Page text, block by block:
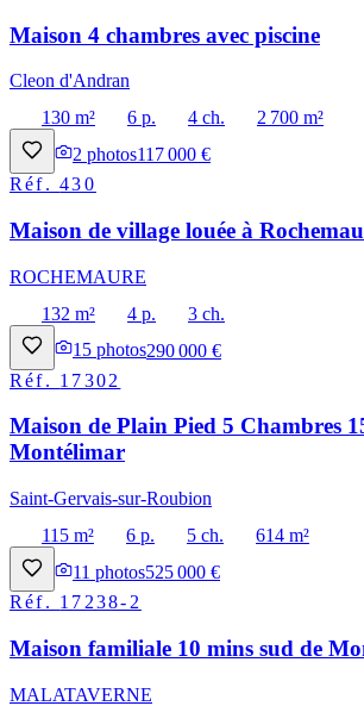
Maison 4 chambres avec piscine
Cleon d'Andran
130 m²
6 p. 4 ch.
2 700 m²
2 photos117 000 €
Réf.430
Maison de village louée à
ROCHEMAURE
132 m²
4 p.
3 ch.
15 photos290 000 €
Réf. 17302
Maison de Plain Pied 5 Chambres
Montélimar
Saint-Gervais-sur-Roubion
115 m²
6 p. 5 ch.
614 m²
11 photos525 000 €
Réf. 17238-2
Maison familiale 10 mins sud de
MALATAVERNE